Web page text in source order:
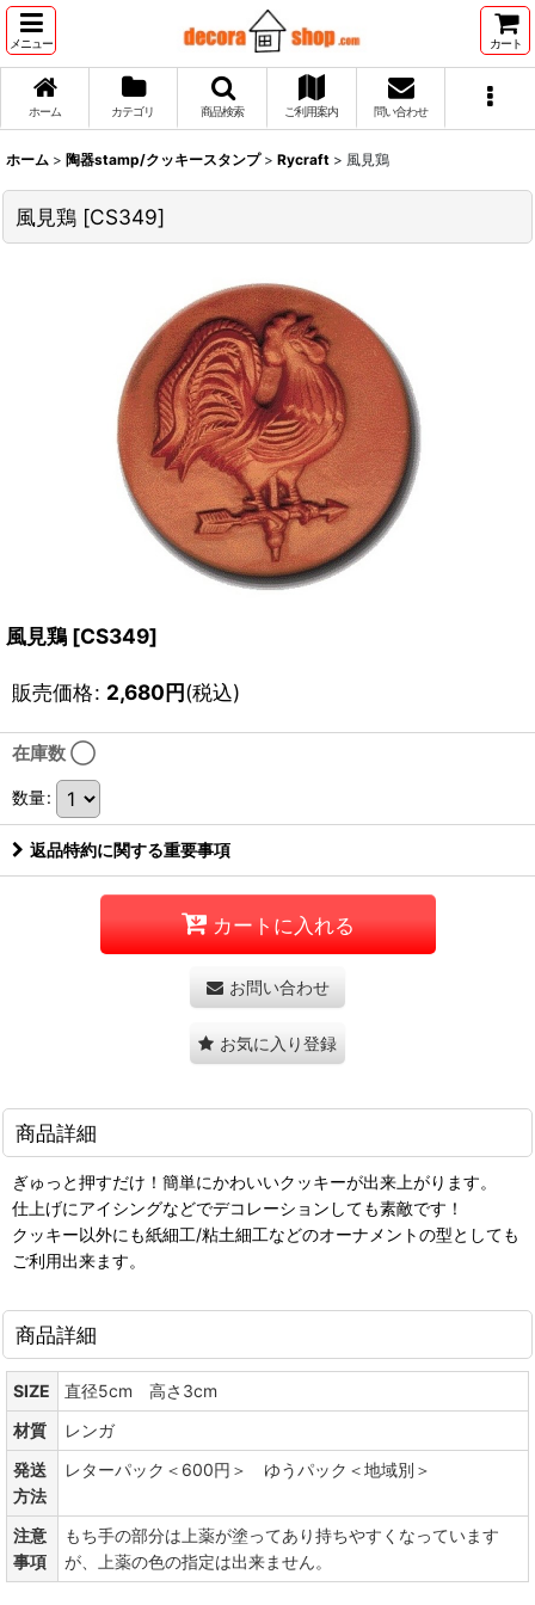
メニュー カート
ホーム カテゴリ 商品検索 ご利用案内 問い合わせ
ホーム > 陶器stamp/クッキースタンプ > Rycraft > 風見鶏
風見鶏 [CS349]
風見鶏 [CS349]
販売価格: 2,680円(税込)
在庫数 ◯
数量:
返品特約に関する重要事項
カートに入れる
お問い合わせ
お気に入り登録
商品詳細
ぎゅっと押すだけ！簡単にかわいいクッキーが出来上がります。
仕上げにアイシングなどでデコレーションしても素敵です！
クッキー以外にも紙細工/粘土細工などのオーナメントの型としても
ご利用出来ます。
商品詳細
SIZE
直径5cm 高さ3cm
材質
レンガ
発送
方法
レターパック＜600円＞ ゆうパック＜地域別＞
注意
事項
もち手の部分は上薬が塗ってあり持ちやすくなっています
が、上薬の色の指定は出来ません。